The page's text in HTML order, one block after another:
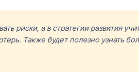
риски, а в стратегии развития
Также будет полезно узнать